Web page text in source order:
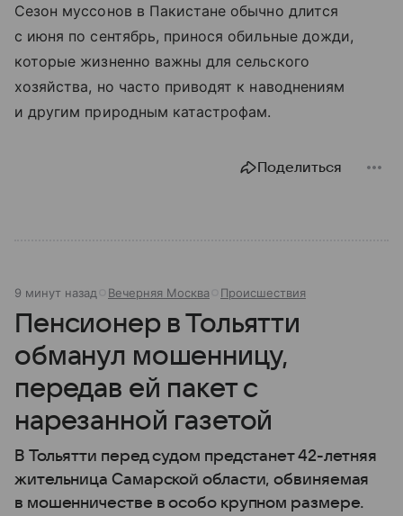
Сезон муссонов в Пакистане обычно длится
с июня по сентябрь, принося обильные дожди,
которые жизненно важны для сельского
хозяйства, но часто приводят к наводнениям
и другим природным катастрофам.
Поделиться
9 минут назад Вечерняя Москва Происшествия
Пенсионер в Тольятти
обманул мошенницу,
передав ей пакет с
нарезанной газетой
В Тольятти перед судом предстанет 42-летняя
жительница Самарской области, обвиняемая
в мошенничестве в особо крупном размере.